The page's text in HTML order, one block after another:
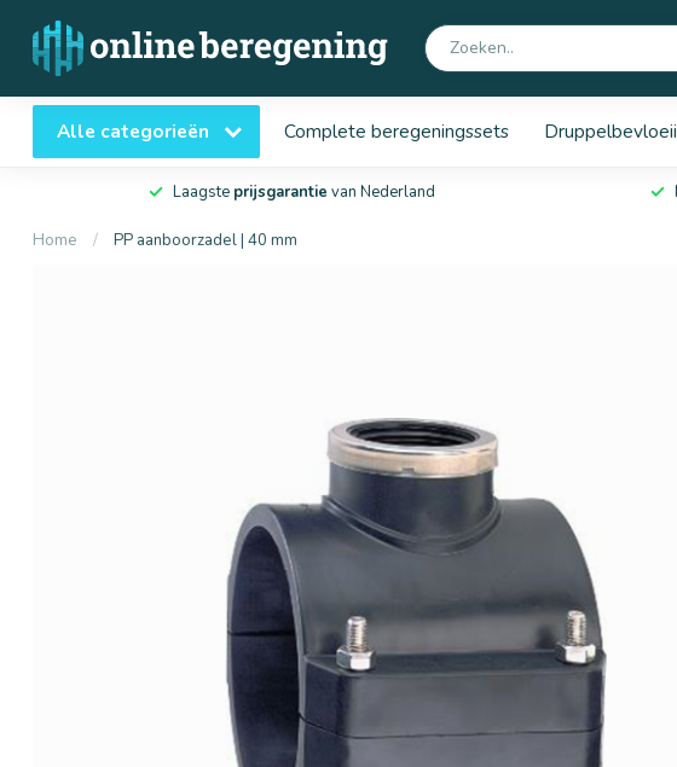
Alle categorieën Complete beregeningssets
Laagste prijsgarantie van Nederland
Home / PP aanboorzadel | 40 mm